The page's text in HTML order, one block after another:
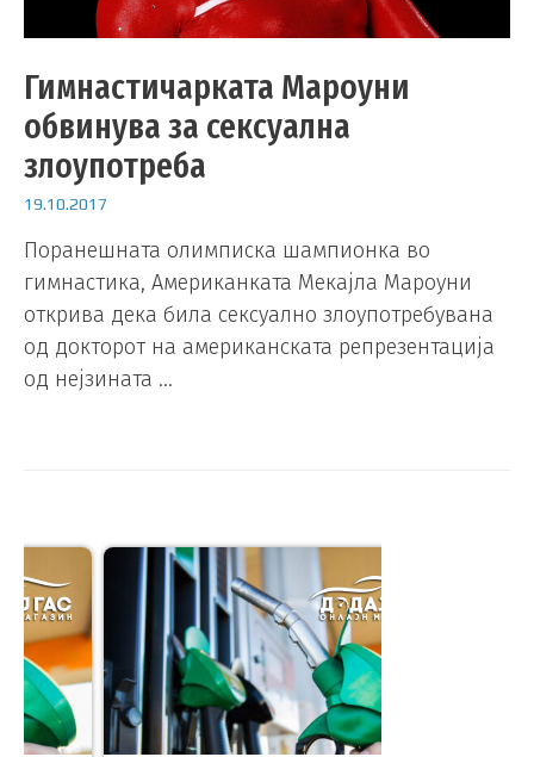
Гимнастичарката Мароуни
обвинува за сексуална
злоупотреба
19.10.2017
Поранешната олимписка шампионка во
гимнастика, Американката Мекајла Мароуни
открива дека била сексуално злоупотребувана
од докторот на американската репрезентација
од нејзината …